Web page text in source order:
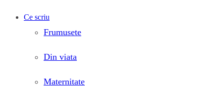
Ce scriu
Frumusete
Din viata
Maternitate